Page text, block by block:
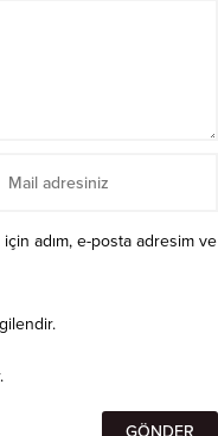
için adım, e-posta adresim ve